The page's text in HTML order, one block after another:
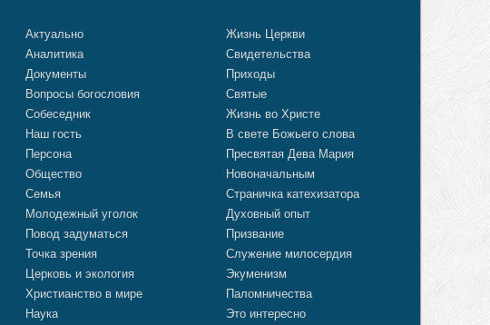
Актуально
Аналитика
Документы
Вопросы богословия
Собеседник
Наш гость
Персона
Общество
Семья
Молодежный уголок
Повод задуматься
Точка зрения
Церковь и экология
Христианство в мире
Наука
Жизнь Церкви
Свидетельства
Приходы
Святые
Жизнь во Христе
В свете Божьего слова
Пресвятая Дева Мария
Новоначальным
Страничка катехизатора
Духовный опыт
Призвание
Служение милосердия
Экуменизм
Паломничества
Это интересно